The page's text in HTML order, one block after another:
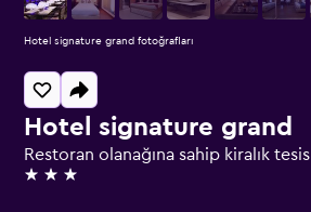
Hotel signature grand
Restoran olanağına sahip kiralık tesis
3 yıldız
Hotel signature grand fotoğrafları